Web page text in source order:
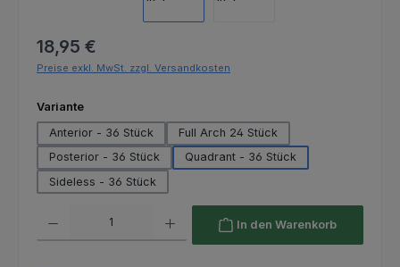
Regulärer Preis:
18,95 €
Preise exkl. MwSt. zzgl. Versandkosten
Varianteauswählen
Anterior - 36 Stück
Full Arch 24 Stück
Posterior - 36 Stück
Quadrant - 36 Stück
Sideless - 36 Stück
In den Warenkorb